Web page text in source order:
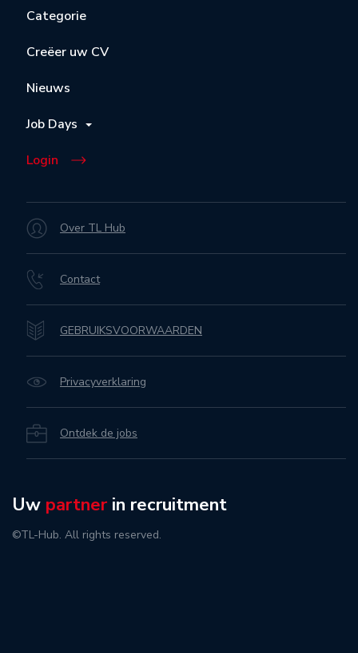
Categorie
Creëer uw CV
Nieuws
Job Days
Login
Over TL Hub
Contact
GEBRUIKSVOORWAARDEN
Privacyverklaring
Ontdek de jobs
Uw partner in recruitment
©TL-Hub. All rights reserved.